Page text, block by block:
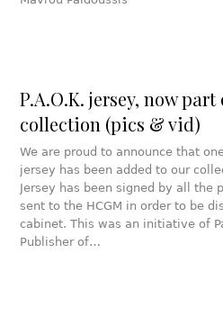
P.A.O.K. jersey, now
collection (pics & vid)
We are proud to announce that
jersey has been added to our
Jersey has been signed by all the
sent to the HCGM in order to be
cabinet. This was an initiative of
Publisher of…